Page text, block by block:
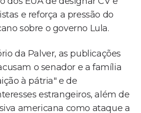
e reforça a pressão do
sobre o governo Lula.
da Palver, as publicações
o senador e a família
à pátria" e de
estrangeiros, além de
americana como ataque a